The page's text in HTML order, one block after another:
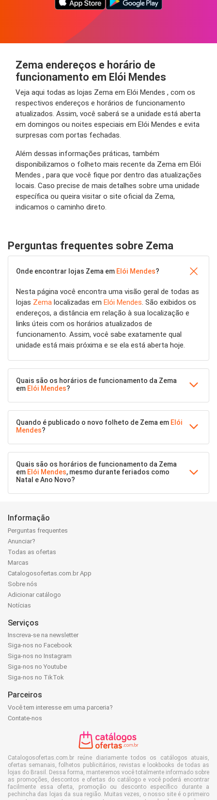
Zema endereços e horário de
funcionamento em Elói Mendes
Veja aqui todas as lojas Zema em Elói Mendes , com os
respectivos endereços e horários de funcionamento
atualizados. Assim, você saberá se a unidade está aberta
em domingos ou noites especiais em Elói Mendes e evita
surpresas com portas fechadas.
Além dessas informações práticas, também
disponibilizamos o folheto mais recente da Zema em Elói
Mendes , para que você fique por dentro das atualizações
locais. Caso precise de mais detalhes sobre uma unidade
específica ou queira visitar o site oficial da Zema,
indicamos o caminho direto.
Perguntas frequentes sobre Zema
Onde encontrar lojas Zema em Elói Mendes?
Nesta página você encontra uma visão geral de todas as
lojas Zema localizadas em Elói Mendes. São exibidos os
endereços, a distância em relação à sua localização e
links úteis com os horários atualizados de
funcionamento. Assim, você sabe exatamente qual
unidade está mais próxima e se ela está aberta hoje.
Quais são os horários de funcionamento da Zema
em Elói Mendes?
Quando é publicado o novo folheto de Zema em Elói
Mendes?
Quais são os horários de funcionamento da Zema
em Elói Mendes, mesmo durante feriados como
Natal e Ano Novo?
Informação
Perguntas frequentes
Anunciar?
Todas as ofertas
Marcas
Catalogosofertas.com.br App
Sobre nós
Adicionar catálogo
Notícias
Serviços
Inscreva-se na newsletter
Siga-nos no Facebook
Siga-nos no Instagram
Siga-nos no Youtube
Siga-nos no TikTok
Parceiros
Você tem interesse em uma parceria?
Contate-nos
Catalogosofertas.com.br reúne diariamente todos os catálogos atuais,
ofertas semanais, folhetos publicitários, revistas e lookbooks de todas as
lojas do Brasil. Dessa forma, manteremos você totalmente informado sobre
as promoções, descontos e ofertas do catálogo e você poderá encontrar
facilmente essa oferta, promoção ou desconto específico durante a
pechincha das lojas da sua região. Muitas vezes, o nosso site é o primeiro